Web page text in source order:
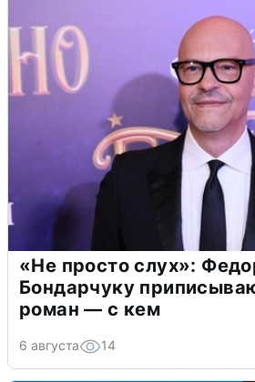
«Не просто слух»:
Бондарчуку
роман — с кем
6 августа 14